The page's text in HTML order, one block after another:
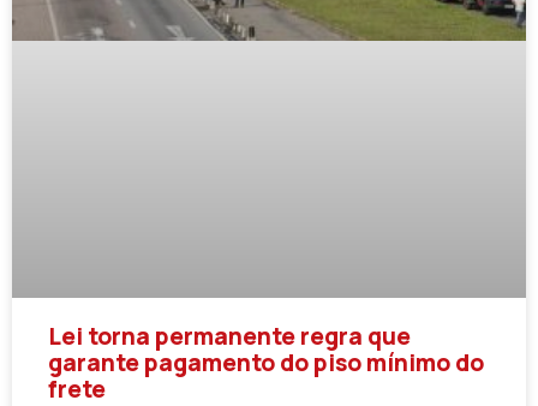
Lei torna permanente regra que
garante pagamento do piso mínimo do
frete